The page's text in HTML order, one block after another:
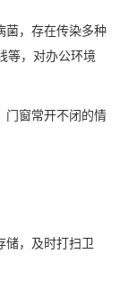
菌，存在传染多种
等，对办公环境
门窗常开不闭的情
储，及时打扫卫